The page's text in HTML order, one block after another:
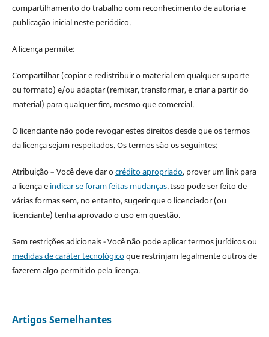
compartilhamento do trabalho com reconhecimento de autoria e
publicação inicial neste periódico.
A licença permite:
Compartilhar (copiar e redistribuir o material em qualquer suporte
ou formato) e/ou adaptar (remixar, transformar, e criar a partir do
material) para qualquer fim, mesmo que comercial.
O licenciante não pode revogar estes direitos desde que os termos
da licença sejam respeitados. Os termos são os seguintes:
Atribuição – Você deve dar ocrédito apropriado, prover um link para
a licença e indicar se foram feitas mudanças. Isso pode ser feito de
várias formas sem, no entanto, sugerir que o licenciador (ou
licenciante) tenha aprovado o uso em questão.
Sem restrições adicionais - Você não pode aplicar termos jurídicos ou
medidas de caráter tecnológicoque restrinjam legalmente outros de
fazerem algo permitido pela licença.
Artigos Semelhantes